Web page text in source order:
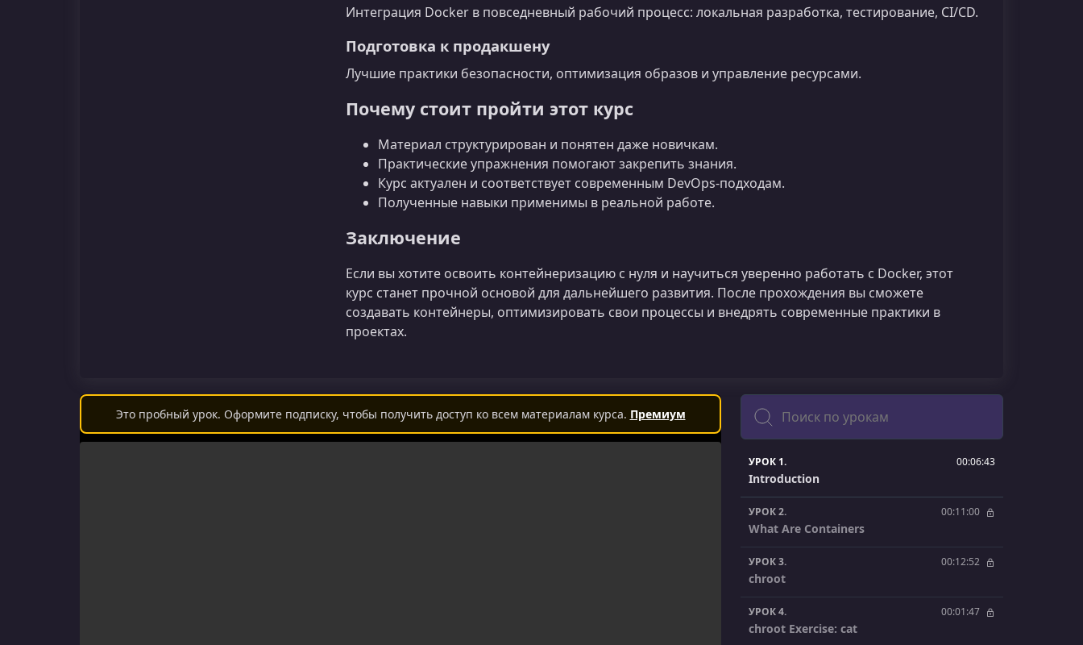
Интеграция Docker в повседневный рабочий процесс: локальная разработка, тестирование, CI/CD.
Подготовка к продакшену
Лучшие практики безопасности, оптимизация образов и управление ресурсами.
Почему стоит пройти этот курс
Материал структурирован и понятен даже новичкам.
Практические упражнения помогают закрепить знания.
Курс актуален и соответствует современным DevOps-подходам.
Полученные навыки применимы в реальной работе.
Заключение
Если вы хотите освоить контейнеризацию с нуля и научиться уверенно работать с Docker, этот
курс станет прочной основой для дальнейшего развития. После прохождения вы сможете
создавать контейнеры, оптимизировать свои процессы и внедрять современные практики в
проектах.
Это пробный урок. Оформите подписку, чтобы получить доступ ко всем материалам курса. Премиум
Поиск
УРОК 1. 00:06:43
Introduction
УРОК 2. 00:11:00
What Are Containers
УРОК 3. 00:12:52
chroot
УРОК 4. 00:01:47
chroot Exercise: cat